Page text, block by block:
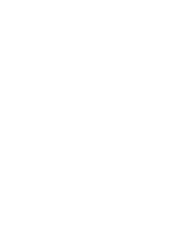
тример – перфектен контрол при